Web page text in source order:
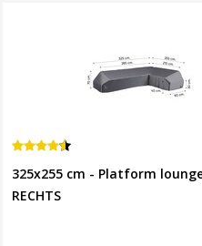
325x255 cm - Platform
RECHTS